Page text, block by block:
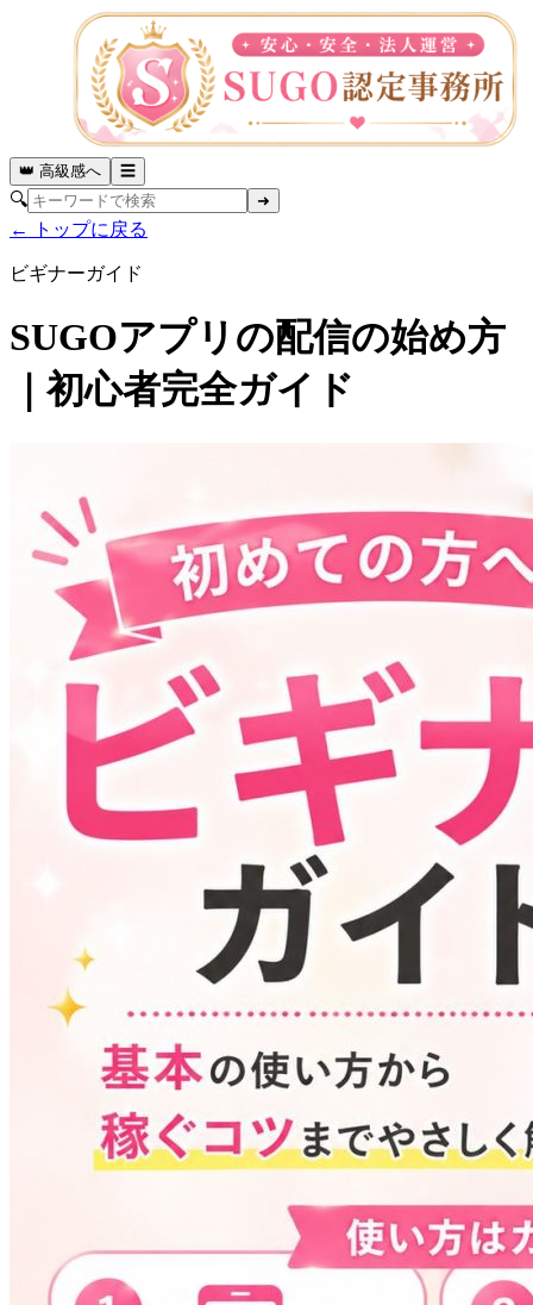
👑 高級感へ ☰
🔍 ➜
← トップに戻る
ビギナーガイド
SUGOアプリの配信の始め方
｜初心者完全ガイド